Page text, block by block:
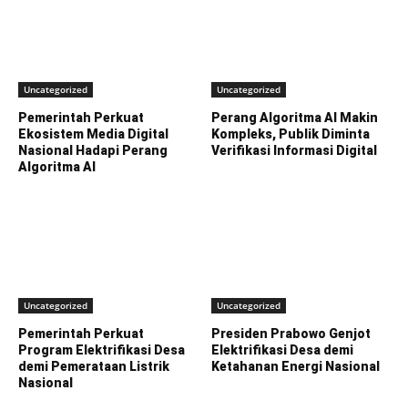
Uncategorized
Pemerintah Perkuat
Ekosistem Media Digital
Nasional Hadapi Perang
Algoritma AI
Uncategorized
Perang Algoritma AI Makin
Kompleks, Publik Diminta
Verifikasi Informasi Digital
Uncategorized
Pemerintah Perkuat
Program Elektrifikasi Desa
demi Pemerataan Listrik
Nasional
Uncategorized
Presiden Prabowo Genjot
Elektrifikasi Desa demi
Ketahanan Energi Nasional